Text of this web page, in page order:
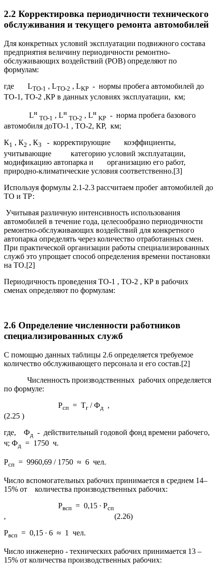
2.2 Корректировка периодичности технического
обслуживания и текущего ремонта автомобилей
Для конкретных условий эксплуатации подвижного состава
предприятия величину периодичности ремонтно-
обслуживающих воздействий (РОВ) определяют по
формулам:
где LTO-1 , LTO-2 , LKP - нормы пробега автомобилей до
ТО-1, ТО-2 ,КР в данных условиях эксплуатации, км;
Lн
TO-1 , Lн
TO-2 , Lн
KP - норма пробега базового
автомобиля доТО-1 , ТО-2, КР, км;
К1 , К2 , К3
- корректирующие коэффициенты,
учитывающие категорию условий эксплуатации,
модификацию автопарка и организацию его работ,
природно-климатические условия соответственно.[3]
Используя формулы 2.1-2.3 рассчитаем пробег автомобилей до
ТО и ТР:
Учитывая различную интенсивность использования
автомобилей в течение года, целесообразно периодичности
ремонтно-обслуживающих воздействий для конкретного
автопарка определять через количество отработанных смен.
При практической организации работы специализированных
служб это упрощает способ определения времени постановки
на ТО.[2]
Периодичность проведения ТО-1 , ТО-2 , КР в рабочих
сменах определяют по формулам:
2.6 Определение численности работников
специализированных служб
С помощью данных таблицы 2.6 определяется требуемое
количество обслуживающего персонала и его состав.[2]
Численность производственных рабочих определяется
по формуле:
Рсп = Тг / Фд ,
(2.25 )
где, Фд - действительный годовой фонд времени рабочего,
ч; Фд = 1750 ч.
Рсп = 9960,69 / 1750 ≈ 6 чел.
Число вспомогательных рабочих принимается в среднем 14–
15% от количества производственных рабочих:
Рвсп = 0,15 ∙ Рсп
, (2.26)
Рвсп = 0,15 ∙ 6 ≈ 1 чел.
Число инженерно - технических рабочих принимается 13 –
15% от количества производственных рабочих: